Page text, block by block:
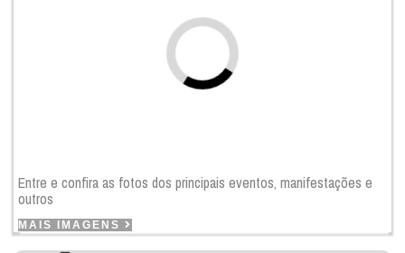
Entre e confira as fotos dos principais eventos, manifestações e
outros
MAIS IMAGENS